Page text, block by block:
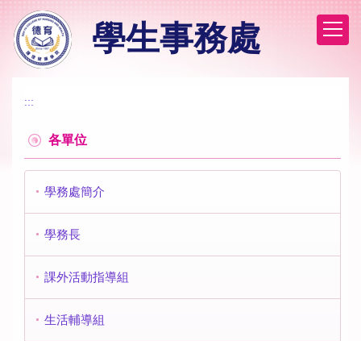
到
主
學生事務處
:::
各單位
學務處簡介
學務長
課外活動指導組
生活輔導組